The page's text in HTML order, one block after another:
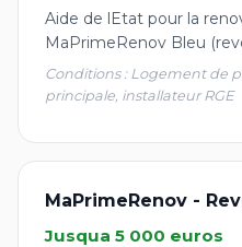
Aide de lEtat pour la
MaPrimeRenov Bleu
Conditions : Logement de
principale, installateur RGE
MaPrimeRenov -
Jusqua 5 000 euros